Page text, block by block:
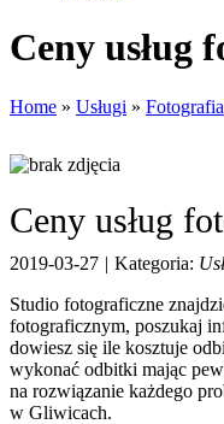
Ceny usług
Home » Usługi » Fotografia
Ceny usług
2019-03-27 | Kategoria:
Studio fotograficzne
fotograficznym, poszukaj
dowiesz się ile kosztuje
wykonać odbitki mając
na rozwiązanie każdego
w Gliwicach.